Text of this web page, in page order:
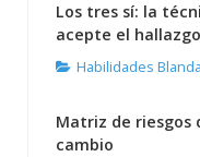
Los tres sí: la
acepte el
Habilidades
Matriz de riesgos
cambio